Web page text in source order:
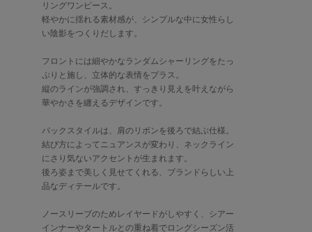
リングワンピース。
軽やかに揺れる素材感が、シンプルな中に女性らし
い陰影をつくりだします。
フロントには細やかなランダムシャーリングをたっ
ぷりと施し、立体的な表情をプラス。
縦のラインが強調され、すっきり見えを叶えながら
華やかさを纏えるデザインです。
バックスタイルは、肩のリボンを後ろで結ぶ仕様。
結び方によってニュアンスが変わり、ネックライン
にさり気ないアクセントが生まれます。
後ろ姿まで美しく見せてくれる、ブランドらしい上
品なディテールです。
ノースリーブのためレイヤードがしやすく、シアー
インナーやタートルとの重ね着でロングシーズン活